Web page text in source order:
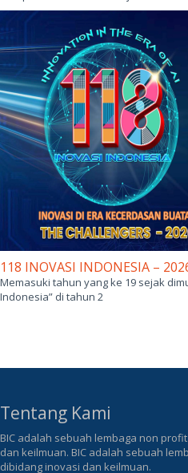
118 INOVASI INDONESIA –
Memasuki tahun yang ke 19 sejak
Indonesia” di tahun 2
Tentang Kami
BIC adalah sebuah lembaga non
dan keilmuan. BIC adalah sebuah
dibidang inovasi dan keilmuan.